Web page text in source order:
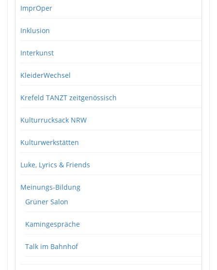
ImprOper
Inklusion
Interkunst
KleiderWechsel
Krefeld TANZT zeitgenössisch
Kulturrucksack NRW
Kulturwerkstätten
Luke, Lyrics & Friends
Meinungs-Bildung
Grüner Salon
Kamingespräche
Talk im Bahnhof